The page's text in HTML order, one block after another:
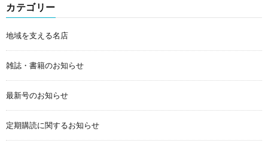
カテゴリー
地域を支える名店
雑誌・書籍のお知らせ
最新号のお知らせ
定期購読に関するお知らせ